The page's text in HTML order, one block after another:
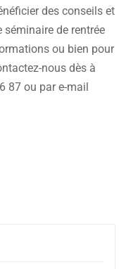
des conseils et
séminaire de rentrée
ou bien pour
nous dès à
87 ou par e-mail